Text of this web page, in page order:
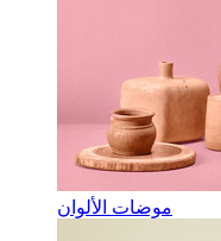
موضات الألوان